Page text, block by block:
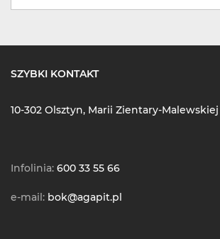
SZYBKI KONTAKT
10-302 Olsztyn, Marii Zientary-
Infolinia: 600 33 55 66
e-mail: bok@agapit.pl